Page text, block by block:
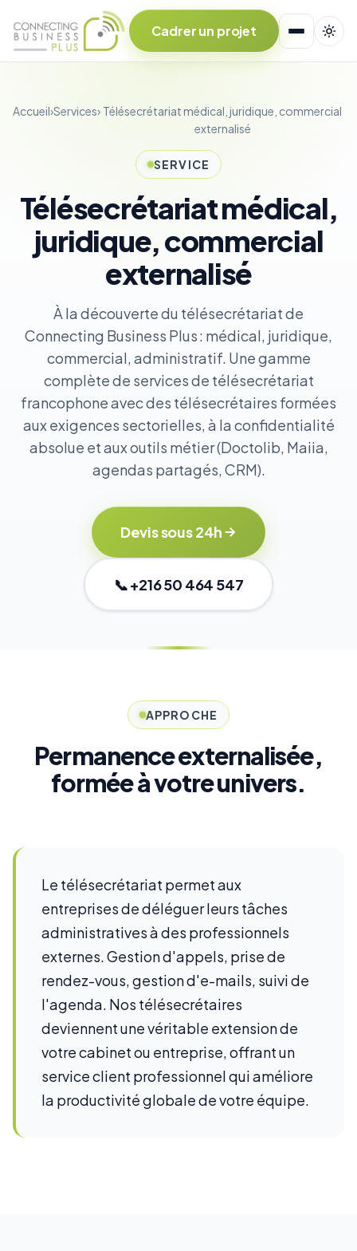
Cadrer un projet
Accueil›Services› Télésecrétariat médical, juridique, commercial
externalisé
SERVICE
Télésecrétariat médical,
juridique, commercial
externalisé
À la découverte du télésecrétariat de
Connecting Business Plus : médical, juridique,
commercial, administratif. Une gamme
complète de services de télésecrétariat
francophone avec des télésecrétaires formées
aux exigences sectorielles, à la confidentialité
absolue et aux outils métier (Doctolib, Maiia,
agendas partagés, CRM).
Devis sous 24h
📞 +216 50 464 547
APPROCHE
Permanence externalisée,
formée à votre univers.
Le télésecrétariat permet aux
entreprises de déléguer leurs tâches
administratives à des professionnels
externes. Gestion d'appels, prise de
rendez-vous, gestion d'e-mails, suivi de
l'agenda. Nos télésecrétaires
deviennent une véritable extension de
votre cabinet ou entreprise, offrant un
service client professionnel qui améliore
la productivité globale de votre équipe.